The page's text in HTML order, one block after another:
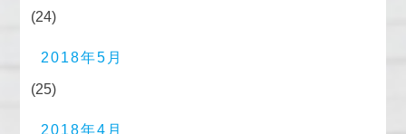
(24)
2018年5月
(25)
2018年4月